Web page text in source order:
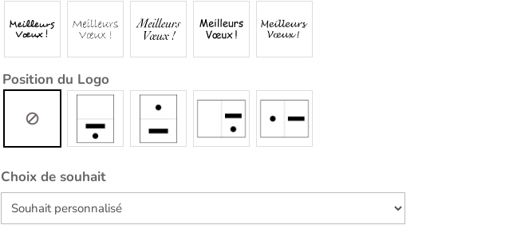
Position du Logo
Choix de souhait